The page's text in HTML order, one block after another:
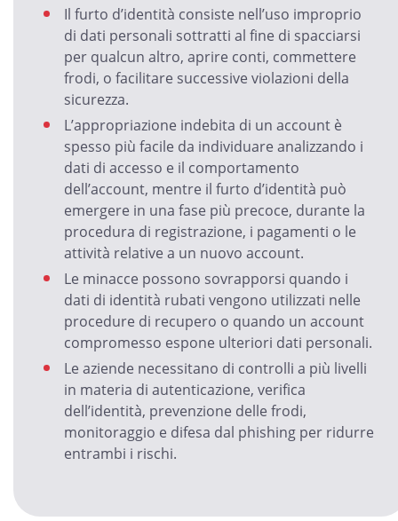
Il furto d’identità consiste nell’uso improprio
di dati personali sottratti al fine di spacciarsi
per qualcun altro, aprire conti, commettere
frodi, o facilitare successive violazioni della
sicurezza.
L’appropriazione indebita di un account è
spesso più facile da individuare analizzando i
dati di accesso e il comportamento
dell’account, mentre il furto d’identità può
emergere in una fase più precoce, durante la
procedura di registrazione, i pagamenti o le
attività relative a un nuovo account.
Le minacce possono sovrapporsi quando i
dati di identità rubati vengono utilizzati nelle
procedure di recupero o quando un account
compromesso espone ulteriori dati personali.
Le aziende necessitano di controlli a più livelli
in materia di autenticazione, verifica
dell’identità, prevenzione delle frodi,
monitoraggio e difesa dal phishing per ridurre
entrambi i rischi.